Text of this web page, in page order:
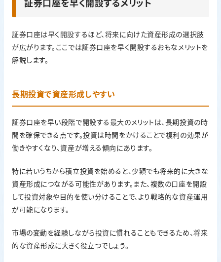
証券口座を早く開設するメリット
証券口座は早く開設するほど、将来に向けた資産形成の選択肢
が広がります。ここでは証券口座を早く開設するおもなメリットを
解説します。
長期投資で資産形成しやすい
証券口座を早い段階で開設する最大のメリットは、長期投資の時
間を確保できる点です。投資は時間をかけることで複利の効果が
働きやすくなり、資産が増える傾向にあります。
特に若いうちから積立投資を始めると、少額でも将来的に大きな
資産形成につながる可能性があります。また、複数の口座を開設
して投資対象や目的を使い分けることで、より戦略的な資産運用
が可能になります。
市場の変動を経験しながら投資に慣れることもできるため、将来
的な資産形成に大きく役立つでしょう。